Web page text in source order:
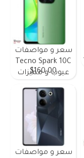
سعر و مواصفات
Tecno Spark 10C
عيوب و مميزات
$160.00
سعر و مواصفات